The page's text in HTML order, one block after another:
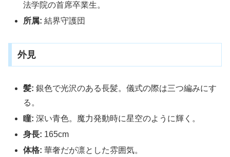
法学院の首席卒業生。
所属: 結界守護団
外見
髪: 銀色で光沢のある長髪。儀式の際は三つ編みにす
る。
瞳: 深い青色。魔力発動時に星空のように輝く。
身長: 165cm
体格: 華奢だが凛とした雰囲気。